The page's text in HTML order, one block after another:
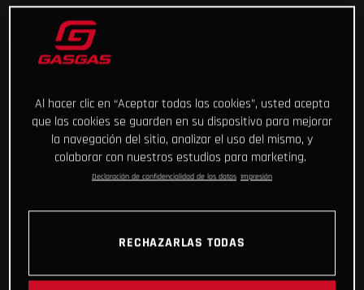
Al hacer clic en “Aceptar todas las cookies”, usted acepta
que las cookies se guarden en su dispositivo para mejorar
la navegación del sitio, analizar el uso del mismo, y
colaborar con nuestros estudios para marketing.
Declaración de confidencialidad de los datos Impresión
RECHAZARLAS TODAS